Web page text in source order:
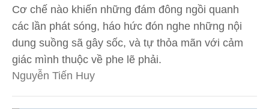
Cơ chế nào khiến những đám đông ngồi quanh
các lần phát sóng, háo hức đón nghe những nội
dung suồng sã gây sốc, và tự thỏa mãn với cảm
giác mình thuộc về phe lẽ phải.
Nguyễn Tiến Huy